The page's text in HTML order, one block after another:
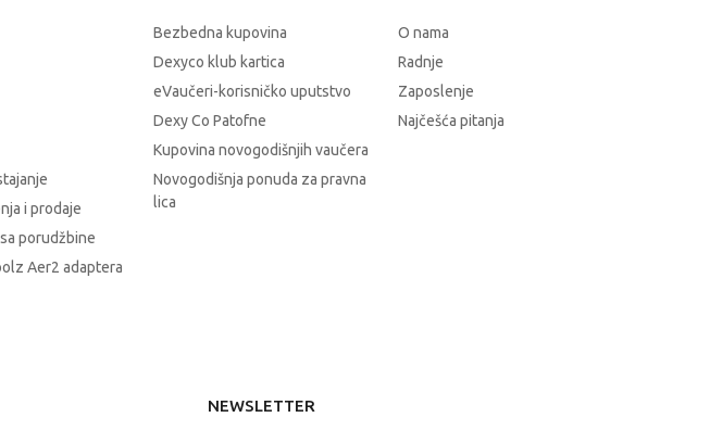
i prodaje
porudžbine
Aer2 adaptera
Bezbedna kupovina
Dexyco klub kartica
eVaučeri-korisničko uputstvo
Dexy Co Patofne
Kupovina novogodišnjih vaučera
Novogodišnja ponuda za pravna
lica
O nama
Radnje
Zaposlenje
Najčešća pitanja
NEWSLETTER